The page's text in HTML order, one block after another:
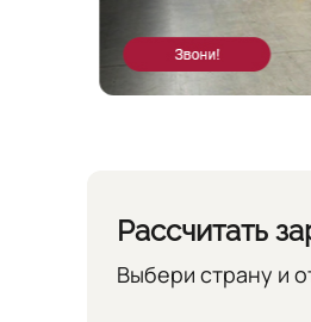
Рассчитать
Выбери страну и